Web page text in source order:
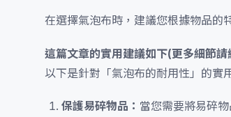
在選擇氣泡布時，建議您根據物品的
這篇文章的實用建議如下(更多細節
以下是針對「氣泡布的耐用性」的實
保護易碎物品： 當您需要將易碎